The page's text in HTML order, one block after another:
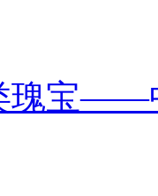
瑰宝——